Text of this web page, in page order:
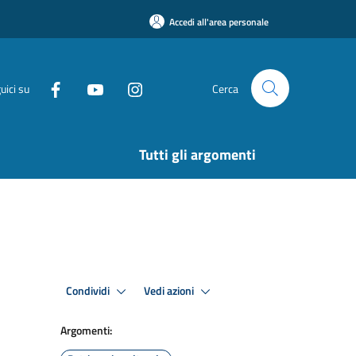
Accedi all'area personale
su Cerca
Tutti gli argomenti
Condividi Vedi azioni
Argomenti: